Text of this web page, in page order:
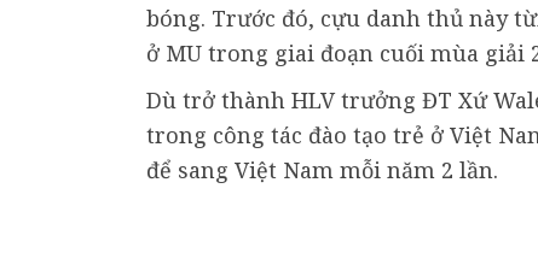
bóng. Trước đó, cựu danh thủ này
ở MU trong giai đoạn cuối mùa giải
Dù trở thành HLV trưởng ĐT Xứ
trong công tác đào tạo trẻ ở Việt
để sang Việt Nam mỗi năm 2 lần.